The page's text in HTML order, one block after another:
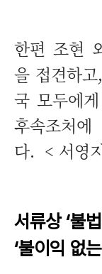
한편 조현
을 접견하
국 모두에
후속조처
다. < 서영
서류상 ‘불
‘불이익 없